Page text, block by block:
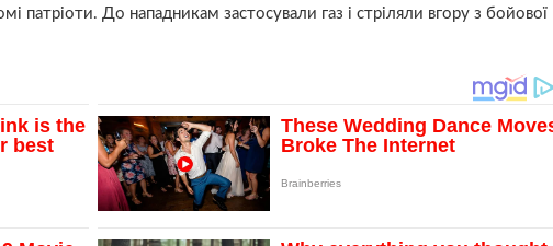
До нападникам застосували газ і стріляли вгору з бойової